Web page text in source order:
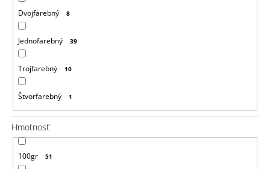
Dvojfarebný 8
Jednofarebný 39
Trojfarebný 10
Štvorfarebný 1
Hmotnosť
100gr 51